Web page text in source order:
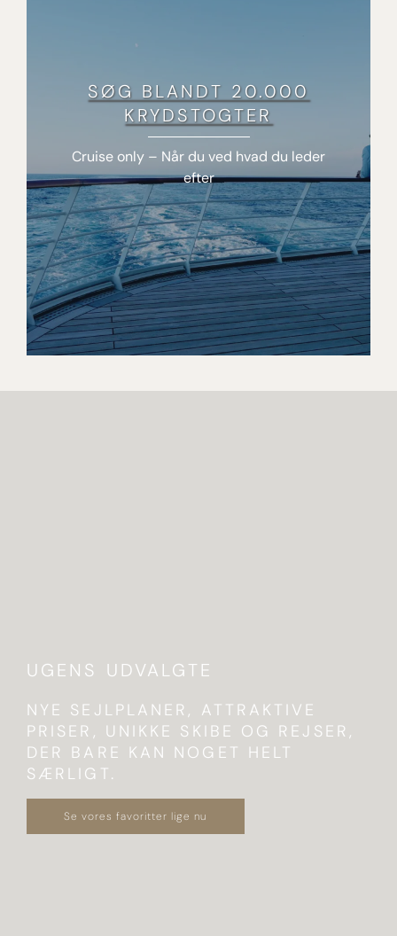
SØG BLANDT 20.000
KRYDSTOGTER
Cruise only – Når du ved hvad du leder
efter
UGENS UDVALGTE
NYE SEJLPLANER, ATTRAKTIVE
PRISER, UNIKKE SKIBE OG REJSER,
DER BARE KAN NOGET HELT
SÆRLIGT.
Se vores favoritter lige nu